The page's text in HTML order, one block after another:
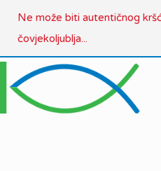
Ne može biti autentičnog
čovjekoljublja...